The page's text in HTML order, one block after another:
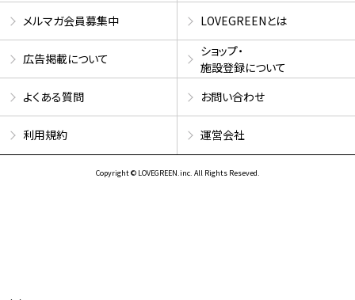
メルマガ会員募集中 LOVEGREENとは
広告掲載について
ショップ・
施設登録について
よくある質問
お問い合わせ
利用規約 運営会社
Copyright © LOVEGREEN.inc. All Rights Reseved.